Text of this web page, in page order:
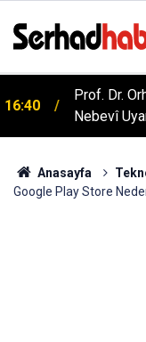
05:57
Sağlıklı
Multi-Fiber
Anasayfa
Google Play Store